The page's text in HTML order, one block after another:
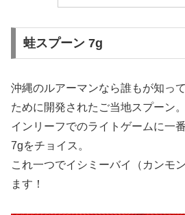
蛙スプーン 7g
沖縄のルアーマンなら誰もが知っ
ために開発されたご当地スプーン。
インリーフでのライトゲームに一
7gをチョイス。
これ一つでイシミーバイ（カンモ
ます！